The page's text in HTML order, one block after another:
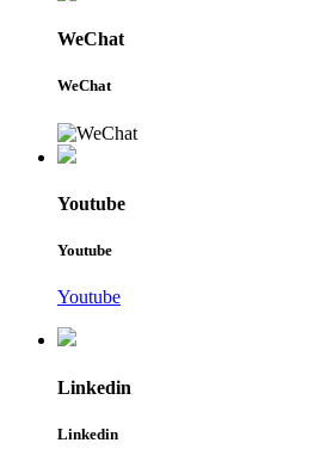
WeChat
WeChat
Youtube
Youtube
Youtube
Linkedin
Linkedin